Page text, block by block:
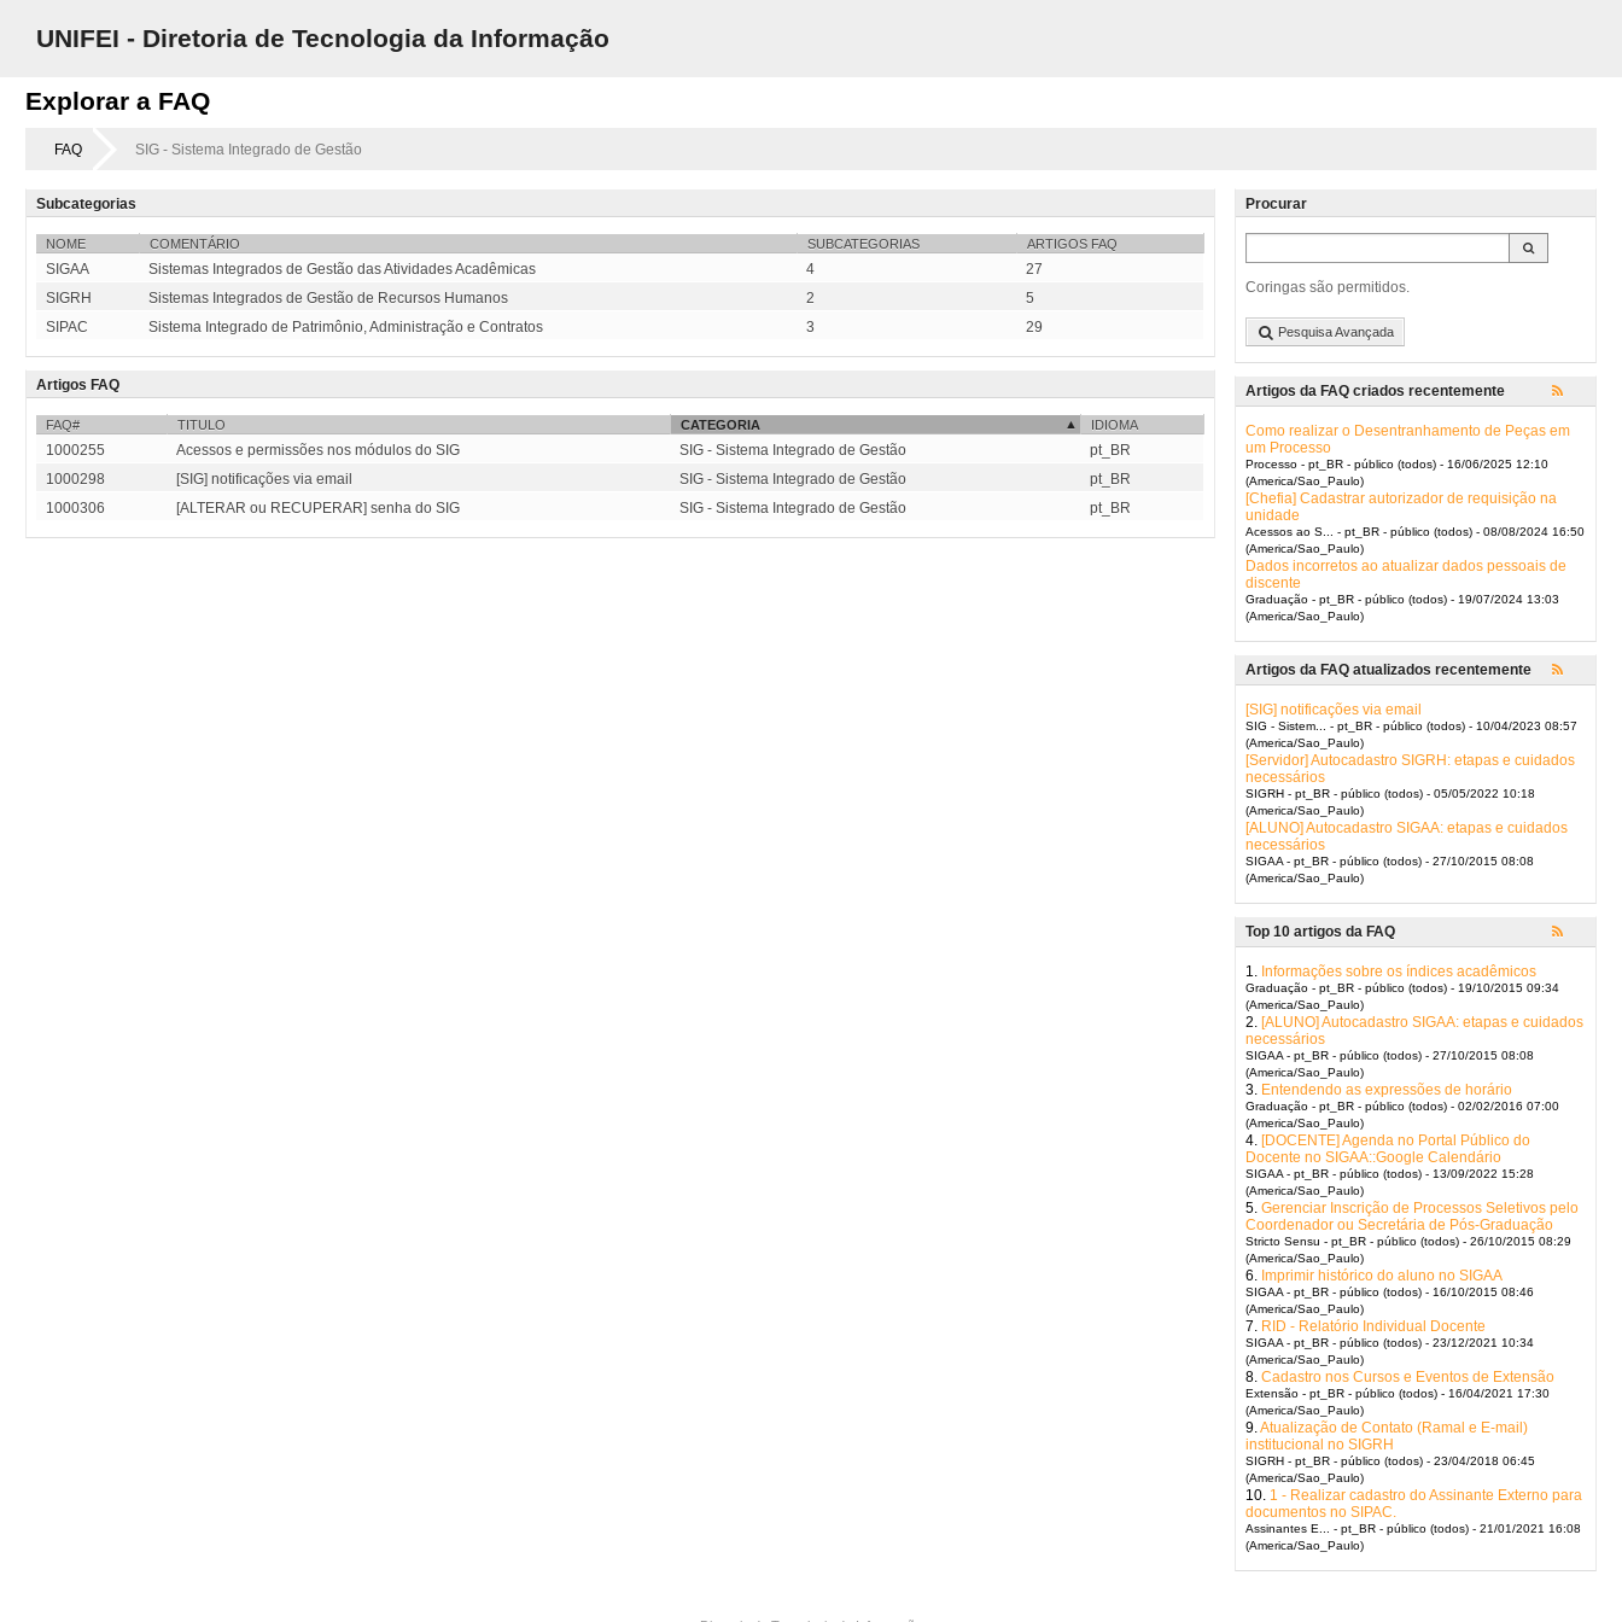
UNIFEI - Diretoria de Tecnologia da Informação
Explorar a FAQ
FAQ SIG - Sistema Integrado de Gestão
Procurar
Coringas são permitidos.
Pesquisa Avançada
Artigos da FAQ criados recentemente
Como realizar o Desentranhamento de Peças em
um Processo
Processo - pt_BR - público (todos) - 16/06/2025 12:10
(America/Sao_Paulo)
[Chefia] Cadastrar autorizador de requisição na
unidade
Acessos ao S... - pt_BR - público (todos) - 08/08/2024 16:50
(America/Sao_Paulo)
Dados incorretos ao atualizar dados pessoais de
discente
Graduação - pt_BR - público (todos) - 19/07/2024 13:03
(America/Sao_Paulo)
Artigos da FAQ atualizados recentemente
[SIG] notificações via email
SIG - Sistem... - pt_BR - público (todos) - 10/04/2023 08:57
(America/Sao_Paulo)
[Servidor] Autocadastro SIGRH: etapas e cuidados
necessários
SIGRH - pt_BR - público (todos) - 05/05/2022 10:18
(America/Sao_Paulo)
[ALUNO] Autocadastro SIGAA: etapas e cuidados
necessários
SIGAA - pt_BR - público (todos) - 27/10/2015 08:08
(America/Sao_Paulo)
Top 10 artigos da FAQ
1. Informações sobre os índices acadêmicos
Graduação - pt_BR - público (todos) - 19/10/2015 09:34
(America/Sao_Paulo)
2. [ALUNO] Autocadastro SIGAA: etapas e cuidados
necessários
SIGAA - pt_BR - público (todos) - 27/10/2015 08:08
(America/Sao_Paulo)
3. Entendendo as expressões de horário
Graduação - pt_BR - público (todos) - 02/02/2016 07:00
(America/Sao_Paulo)
4. [DOCENTE] Agenda no Portal Público do
Docente no SIGAA::Google Calendário
SIGAA - pt_BR - público (todos) - 13/09/2022 15:28
(America/Sao_Paulo)
5. Gerenciar Inscrição de Processos Seletivos pelo
Coordenador ou Secretária de Pós-Graduação
Stricto Sensu - pt_BR - público (todos) - 26/10/2015 08:29
(America/Sao_Paulo)
6. Imprimir histórico do aluno no SIGAA
SIGAA - pt_BR - público (todos) - 16/10/2015 08:46
(America/Sao_Paulo)
7. RID - Relatório Individual Docente
SIGAA - pt_BR - público (todos) - 23/12/2021 10:34
(America/Sao_Paulo)
8. Cadastro nos Cursos e Eventos de Extensão
Extensão - pt_BR - público (todos) - 16/04/2021 17:30
(America/Sao_Paulo)
9.Atualização de Contato (Ramal e E-mail)
institucional no SIGRH
SIGRH - pt_BR - público (todos) - 23/04/2018 06:45
(America/Sao_Paulo)
10. 1 - Realizar cadastro do Assinante Externo para
documentos no SIPAC.
Assinantes E... - pt_BR - público (todos) - 21/01/2021 16:08
(America/Sao_Paulo)
Subcategorias
NOME COMENTÁRIO SUBCATEGORIAS ARTIGOS FAQ
SIGAA Sistemas Integrados de Gestão das Atividades Acadêmicas 4
27
SIGRH
Sistemas Integrados de Gestão de Recursos Humanos 2
5
SIPAC
Sistema Integrado de Patrimônio, Administração e Contratos 3 29
Artigos FAQ
FAQ# TITULO CATEGORIA IDIOMA
1000255 Acessos e permissões nos módulos do SIG SIG - Sistema Integrado de Gestão
pt_BR
1000298
[SIG] notificações via email SIG - Sistema Integrado de Gestão
pt_BR
1000306
[ALTERAR ou RECUPERAR] senha do SIG SIG - Sistema Integrado de Gestão pt_BR